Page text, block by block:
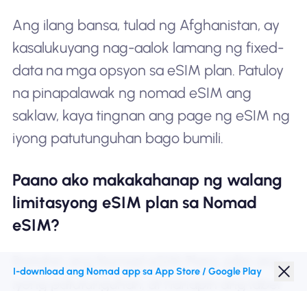
Ang ilang bansa, tulad ng Afghanistan, ay
kasalukuyang nag-aalok lamang ng fixed-
data na mga opsyon sa eSIM plan. Patuloy
na pinapalawak ng nomad eSIM ang
saklaw, kaya tingnan ang page ng eSIM ng
iyong patutunguhan bago bumili.
Paano ako makakahanap ng walang
limitasyong eSIM plan sa Nomad
eSIM?
I-download ang Nomad app sa App Store / Google Play